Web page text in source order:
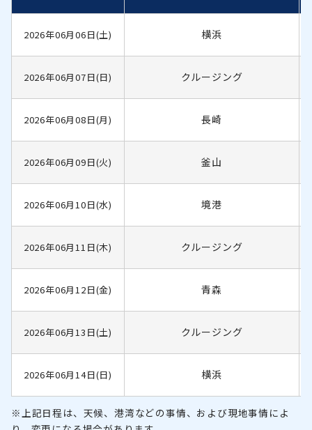
2026年06月06日(土) 横浜
2026年06月07日(日) クルージング
2026年06月08日(月) 長崎
2026年06月09日(火) 釜山
2026年06月10日(水) 境港
2026年06月11日(木) クルージング
2026年06月12日(金) 青森
2026年06月13日(土) クルージング
2026年06月14日(日) 横浜
※上記日程は、天候、港湾などの事情、および現地事情によ